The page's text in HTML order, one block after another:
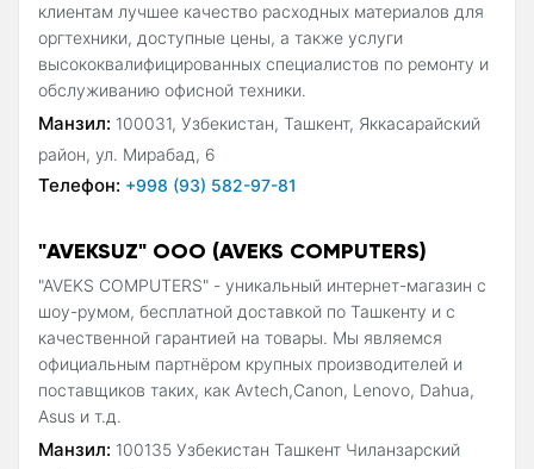
клиентам лучшее качество расходных материалов для
оргтехники, доступные цены, а также услуги
высококвалифицированных специалистов по ремонту и
обслуживанию офисной техники.
Манзил: 100031, Узбекистан, Ташкент, Яккасарайский
район, ул. Мирабад, 6
Телефон: +998 (93) 582-97-81
"AVEKSUZ" OOO (AVEKS COMPUTERS)
"AVEKS COMPUTERS" - уникальный интернет-магазин с
шоу-румом, бесплатной доставкой по Ташкенту и с
качественной гарантией на товары. Мы являемся
официальным партнёром крупных производителей и
поставщиков таких, как Avtech,Canon, Lenovo, Dahua,
Asus и т.д.
Манзил: 100135 Узбекистан Ташкент Чиланзарский